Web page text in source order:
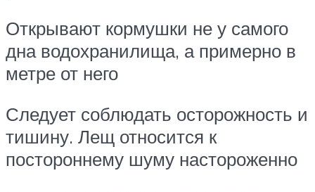
Открывают кормушки не у самого
дна водохранилища, а примерно в
метре от него
Следует соблюдать осторожность и
тишину. Лещ относится к
постороннему шуму настороженно